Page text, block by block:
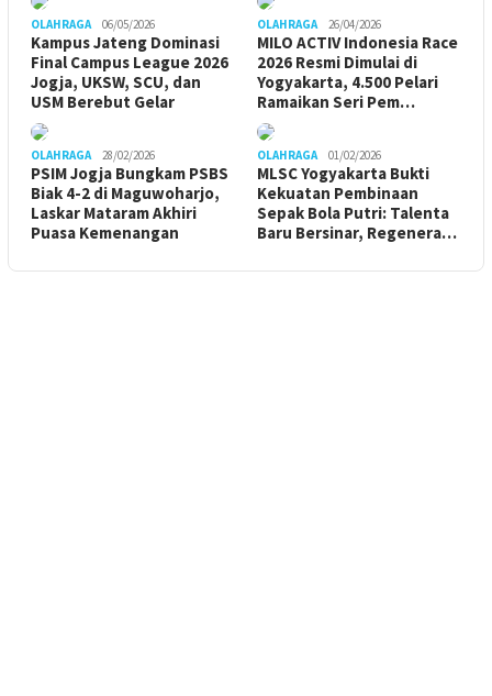
OLAHRAGA 06/05/2026
Kampus Jateng Dominasi
Final Campus League 2026
Jogja, UKSW, SCU, dan
USM Berebut Gelar
OLAHRAGA 26/04/2026
MILO ACTIV Indonesia Race
2026 Resmi Dimulai di
Yogyakarta, 4.500 Pelari
Ramaikan Seri Pem…
OLAHRAGA 28/02/2026
PSIM Jogja Bungkam PSBS
Biak 4-2 di Maguwoharjo,
Laskar Mataram Akhiri
Puasa Kemenangan
OLAHRAGA 01/02/2026
MLSC Yogyakarta Bukti
Kekuatan Pembinaan
Sepak Bola Putri: Talenta
Baru Bersinar, Regenera…